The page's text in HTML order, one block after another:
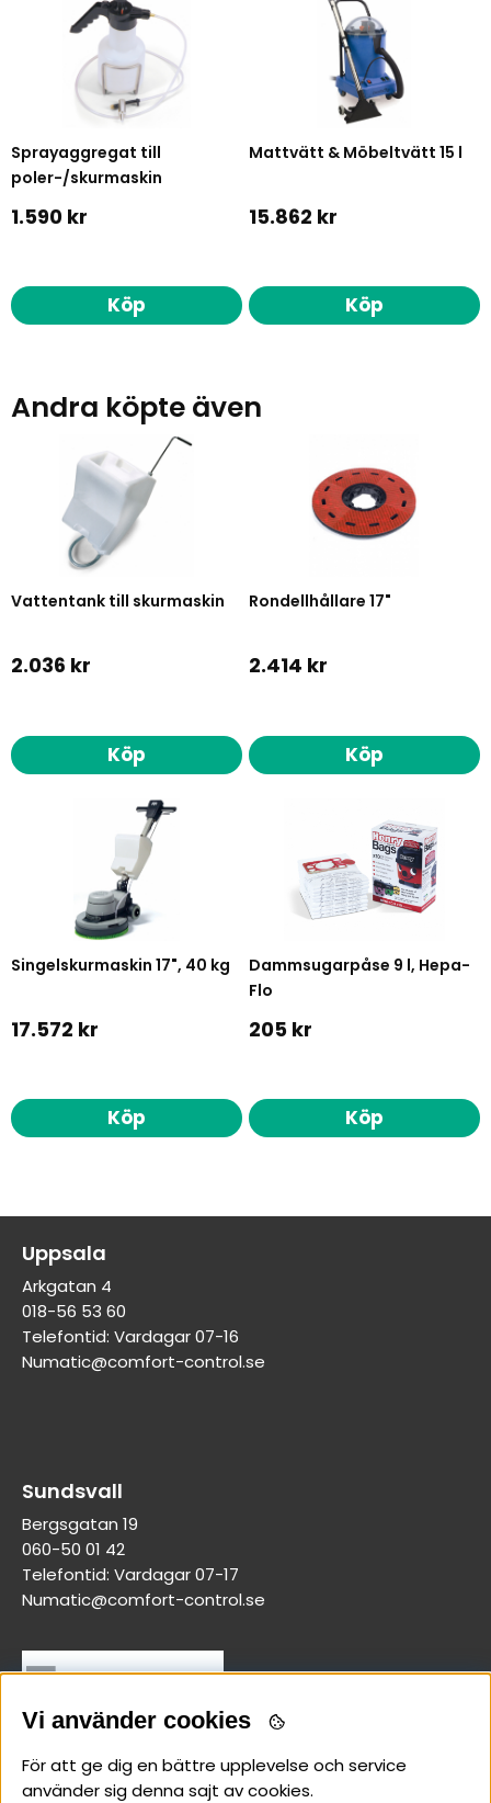
Sprayaggregat till
poler-/skurmaskin
1.590 kr
Köp
Mattvätt & Möbeltvätt 15 l
15.862 kr
Köp
Andra köpte även
Vattentank till skurmaskin
2.036 kr
Köp
Rondellhållare 17"
2.414 kr
Köp
Singelskurmaskin 17", 40 kg
17.572 kr
Köp
Dammsugarpåse 9 l, Hepa-
Flo
205 kr
Köp
Uppsala
Arkgatan 4
018-56 53 60
Telefontid: Vardagar 07-16
Numatic@comfort-control.se
Sundsvall
Bergsgatan 19
060-50 01 42
Telefontid: Vardagar 07-17
Numatic@comfort-control.se
Vi använder cookies
För att ge dig en bättre upplevelse och service
använder sig denna sajt av cookies.